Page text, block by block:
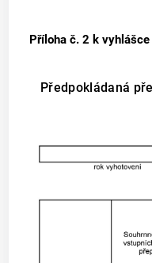
Příloha č. 2 k
Předpokládaná